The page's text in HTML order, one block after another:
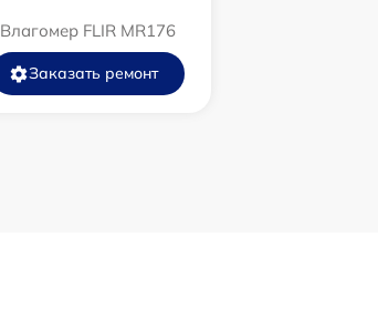
Влагомер FLIR MR176
Заказать ремонт